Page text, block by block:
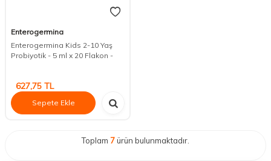
Enterogermina
Enterogermina Kids 2-10 Yaş
Probiyotik - 5 ml x 20 Flakon -
627,75 TL
Sepete Ekle
Toplam 7ürün bulunmaktadır.